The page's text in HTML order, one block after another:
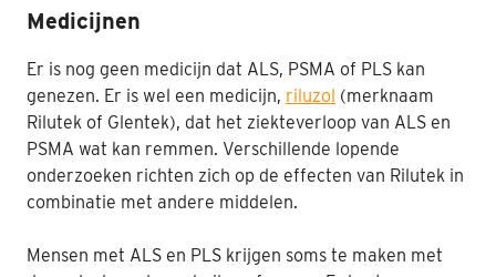
Wat doen wij
Patiënten
Nieuws
Interviews
Webshop
Medicijnen
Er is nog geen medicijn dat ALS, PSMA of PLS kan
genezen. Er is wel een medicijn, riluzol (merknaam
Rilutek of Glentek), dat het ziekteverloop van ALS en
PSMA wat kan remmen. Verschillende lopende
onderzoeken richten zich op de effecten van Rilutek in
combinatie met andere middelen.
Mensen met ALS en PLS krijgen soms te maken met